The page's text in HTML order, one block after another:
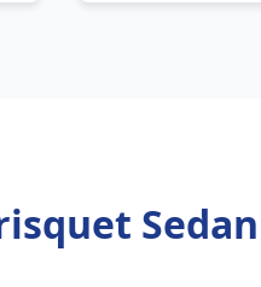
Sedan